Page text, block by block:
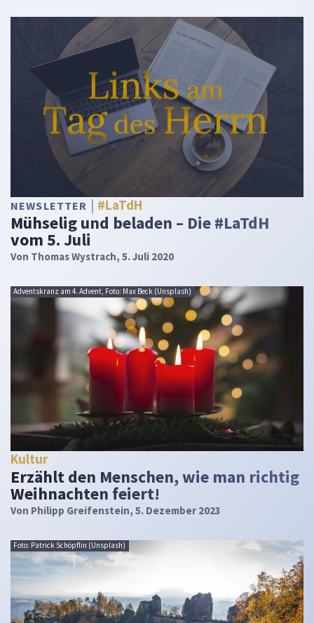
NEWSLETTER #LaTdH
Mühselig und beladen – Die #LaTdH
vom 5. Juli
Von Thomas Wystrach, 5. Juli 2020
Adventskranz am 4. Advent, Foto: Max Beck (Unsplash)
Kultur
Erzählt den Menschen, wie man richtig
Weihnachten feiert!
Von Philipp Greifenstein, 5. Dezember 2023
Foto: Patrick Schöpflin (Unsplash)